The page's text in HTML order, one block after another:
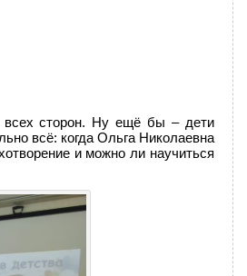
всех сторон. Ну ещё бы – дети
всё: когда Ольга Николаевна
и можно ли научиться